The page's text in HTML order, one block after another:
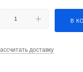
В
доставку